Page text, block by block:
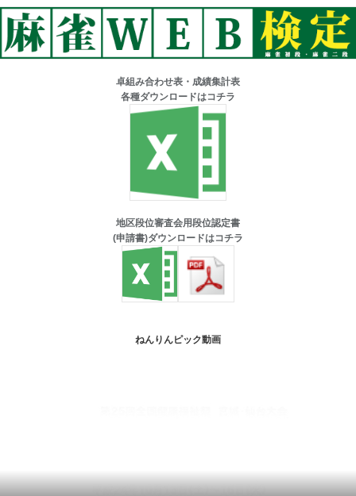
卓組み合わせ表・成績集計表
各種ダウンロードはコチラ
地区段位審査会用段位認定書
(申請書)ダウンロードはコチラ
ねんりんピック動画